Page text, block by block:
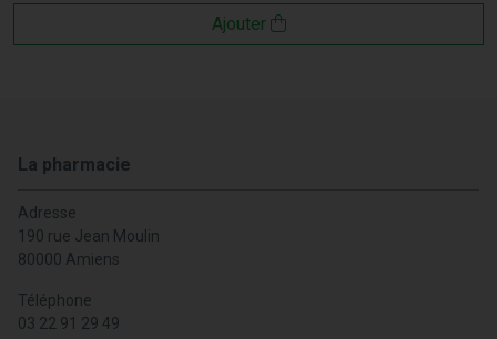
Ajouter
La pharmacie
Adresse
190 rue Jean Moulin
80000 Amiens
Téléphone
03 22 91 29 49